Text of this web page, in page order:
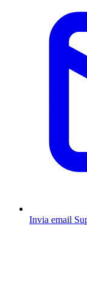
Invia email